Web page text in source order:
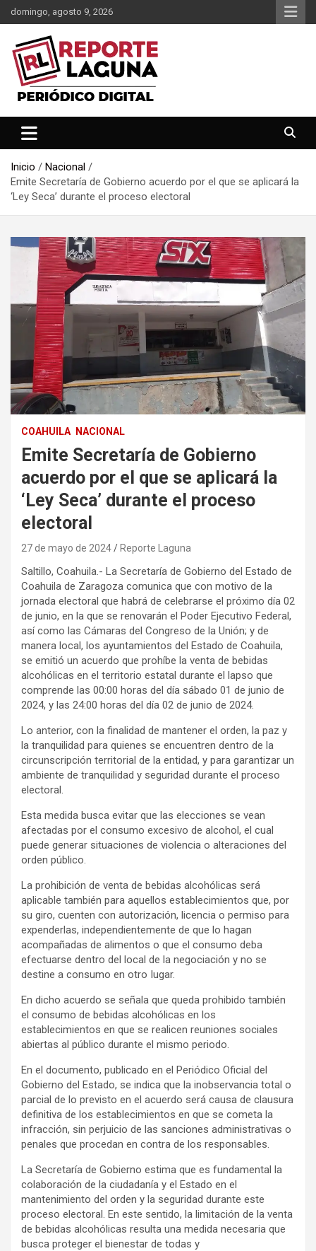
Saltar
al
contenido
domingo, agosto 9, 2026
Reporte Laguna
Inicio
Nacional
Emite Secretaría de Gobierno acuerdo por el que se aplicará la
‘Ley Seca’ durante el proceso electoral
COAHUILA NACIONAL
Emite Secretaría de Gobierno
acuerdo por el que se aplicará la
‘Ley Seca’ durante el proceso
electoral
27 de mayo de 2024 Reporte Laguna
Saltillo, Coahuila.- La Secretaría de Gobierno del Estado de
Coahuila de Zaragoza comunica que con motivo de la
jornada electoral que habrá de celebrarse el próximo día 02
de junio, en la que se renovarán el Poder Ejecutivo Federal,
así como las Cámaras del Congreso de la Unión; y de
manera local, los ayuntamientos del Estado de Coahuila,
se emitió un acuerdo que prohíbe la venta de bebidas
alcohólicas en el territorio estatal durante el lapso que
comprende las 00:00 horas del día sábado 01 de junio de
2024, y las 24:00 horas del día 02 de junio de 2024.
Lo anterior, con la finalidad de mantener el orden, la paz y
la tranquilidad para quienes se encuentren dentro de la
circunscripción territorial de la entidad, y para garantizar un
ambiente de tranquilidad y seguridad durante el proceso
electoral.
Esta medida busca evitar que las elecciones se vean
afectadas por el consumo excesivo de alcohol, el cual
puede generar situaciones de violencia o alteraciones del
orden público.
La prohibición de venta de bebidas alcohólicas será
aplicable también para aquellos establecimientos que, por
su giro, cuenten con autorización, licencia o permiso para
expenderlas, independientemente de que lo hagan
acompañadas de alimentos o que el consumo deba
efectuarse dentro del local de la negociación y no se
destine a consumo en otro Iugar.
En dicho acuerdo se señala que queda prohibido también
el consumo de bebidas alcohólicas en los
establecimientos en que se realicen reuniones sociales
abiertas al público durante el mismo periodo.
En el documento, publicado en el Periódico Oficial del
Gobierno del Estado, se indica que la inobservancia total o
parcial de lo previsto en el acuerdo será causa de clausura
definitiva de los establecimientos en que se cometa la
infracción, sin perjuicio de las sanciones administrativas o
penales que procedan en contra de los responsables.
La Secretaría de Gobierno estima que es fundamental la
colaboración de la ciudadanía y el Estado en el
mantenimiento del orden y la seguridad durante este
proceso electoral. En este sentido, la limitación de la venta
de bebidas alcohólicas resulta una medida necesaria que
busca proteger el bienestar de todas y